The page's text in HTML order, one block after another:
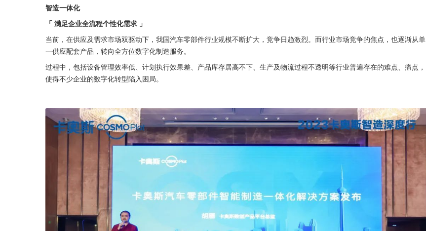
智造一体化
「 满足企业全流程个性化需求 」
当前，在供应及需求市场双驱动下，我国汽车零部件行业规模不断扩大，竞争日趋激烈。而行业市场竞争的焦点，也逐渐从单
一供应配套产品，转向全方位数字化制造服务。
过程中，包括设备管理效率低、计划执行效果差、产品库存居高不下、生产及物流过程不透明等行业普遍存在的难点、痛点，
使得不少企业的数字化转型陷入困局。